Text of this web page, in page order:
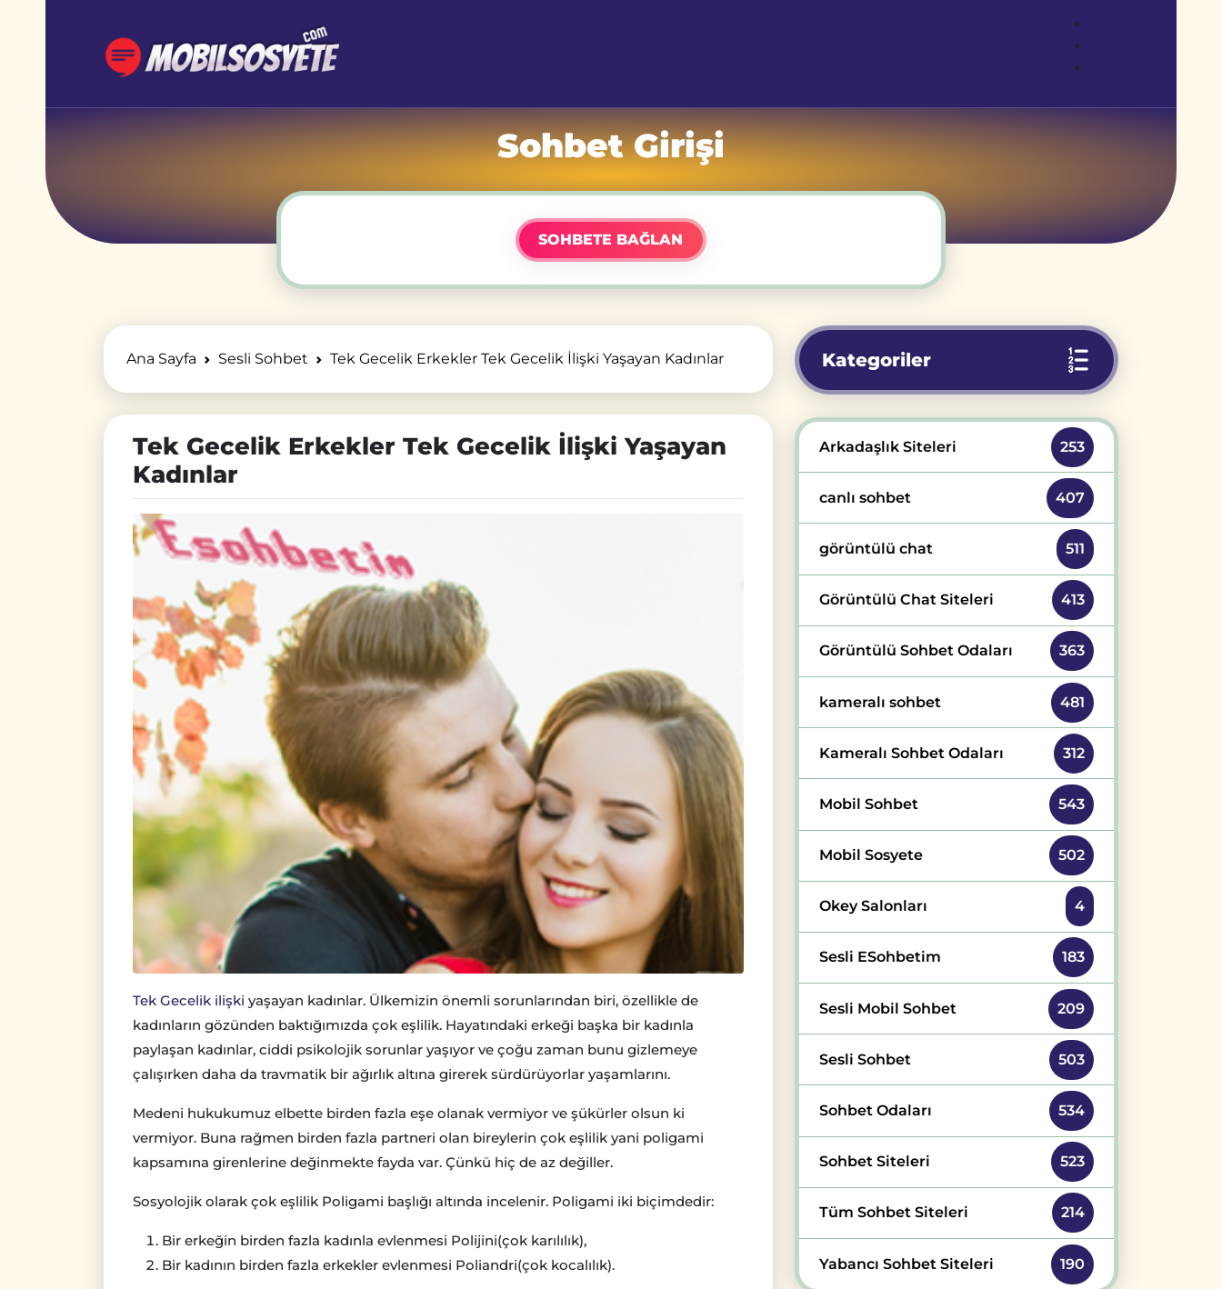
Sohbet Girişi
SOHBETE BAĞLAN
Ana Sayfa Sesli Sohbet Tek Gecelik Erkekler Tek Gecelik İlişki Yaşayan Kadınlar
Tek Gecelik Erkekler Tek Gecelik İlişki Yaşayan
Kadınlar
Tek Gecelik ilişki yaşayan kadınlar. Ülkemizin önemli sorunlarından biri, özellikle de
kadınların gözünden baktığımızda çok eşlilik. Hayatındaki erkeği başka bir kadınla
paylaşan kadınlar, ciddi psikolojik sorunlar yaşıyor ve çoğu zaman bunu gizlemeye
çalışırken daha da travmatik bir ağırlık altına girerek sürdürüyorlar yaşamlarını.
Medeni hukukumuz elbette birden fazla eşe olanak vermiyor ve şükürler olsun ki
vermiyor. Buna rağmen birden fazla partneri olan bireylerin çok eşlilik yani poligami
kapsamına girenlerine değinmekte fayda var. Çünkü hiç de az değiller.
Sosyolojik olarak çok eşlilik Poligami başlığı altında incelenir. Poligami iki biçimdedir:
Bir erkeğin birden fazla kadınla evlenmesi Polijini(çok karılılık),
Bir kadının birden fazla erkekler evlenmesi Poliandri(çok kocalılık).
Kategoriler
Arkadaşlık Siteleri 253
canlı sohbet 407
görüntülü chat 511
Görüntülü Chat Siteleri 413
Görüntülü Sohbet Odaları 363
kameralı sohbet 481
Kameralı Sohbet Odaları 312
Mobil Sohbet 543
Mobil Sosyete 502
Okey Salonları 4
Sesli ESohbetim 183
Sesli Mobil Sohbet 209
Sesli Sohbet 503
Sohbet Odaları 534
Sohbet Siteleri 523
Tüm Sohbet Siteleri 214
Yabancı Sohbet Siteleri 190